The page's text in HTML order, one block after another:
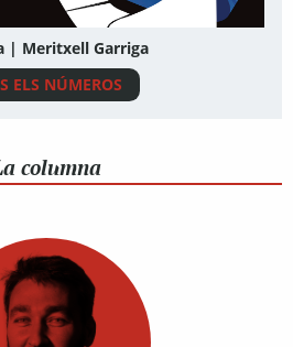
| Meritxell Garriga
ELS NÚMEROS
columna